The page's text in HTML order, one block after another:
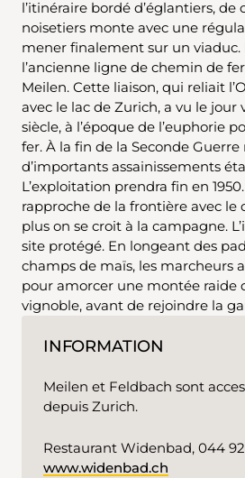
l’itinéraire bordé d’églantiers,
noisetiers monte avec une
mener finalement sur un viaduc.
l’ancienne ligne de chemin de
Meilen. Cette liaison, qui reliait
avec le lac de Zurich, a vu le jour
siècle, à l’époque de l’euphorie
fer. À la fin de la Seconde
d’importants assainissements
L’exploitation prendra fin en
rapproche de la frontière avec le
plus on se croit à la campagne.
site protégé. En longeant des
champs de maïs, les marcheurs
pour amorcer une montée raide
vignoble, avant de rejoindre la
INFORMATION
Meilen et Feldbach sont
depuis Zurich.
Restaurant Widenbad, 044
www.widenbad.ch